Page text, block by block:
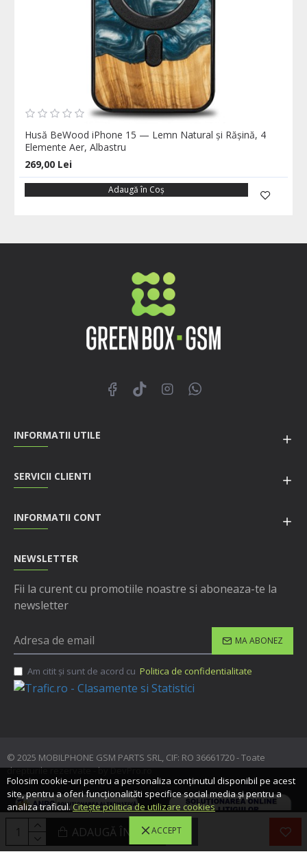
ADAUGĂ ÎN COŞ
Husă BeWood iPhone 15 — Lemn Natural și Rășină, 4
Elemente Aer, Albastru
269,00 Lei
Adaugă în Coş
INFORMATII UTILE
SERVICII CLIENTI
INFORMATII CONT
NEWSLETTER
Fii la curent cu promotiile noastre si aboneaza-te la
newsletter
MA ABONEZ
Am citit şi sunt de acord cu Politica de confidentialitate
© 2025 MOBILPHONE GSM PARTS SRL, CIF: RO 36661720 - Toate
drepturile rezervate - by DevPro.ro
ACCEPT
Folosim cookie-uri pentru a personaliza conținutul disponibil pe acest
site, pentru a oferi funcționalităti specifice social media și pentru a
analiza traficul.Citește politica de utilizare cookies